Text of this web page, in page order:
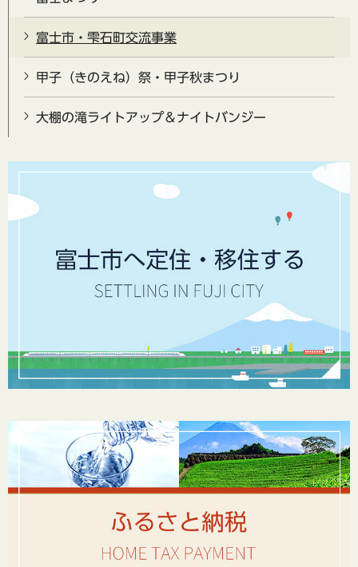
富士市・雫石町交流事業
甲子（きのえね）祭・甲子秋まつり
大棚の滝ライトアップ＆ナイトバンジー